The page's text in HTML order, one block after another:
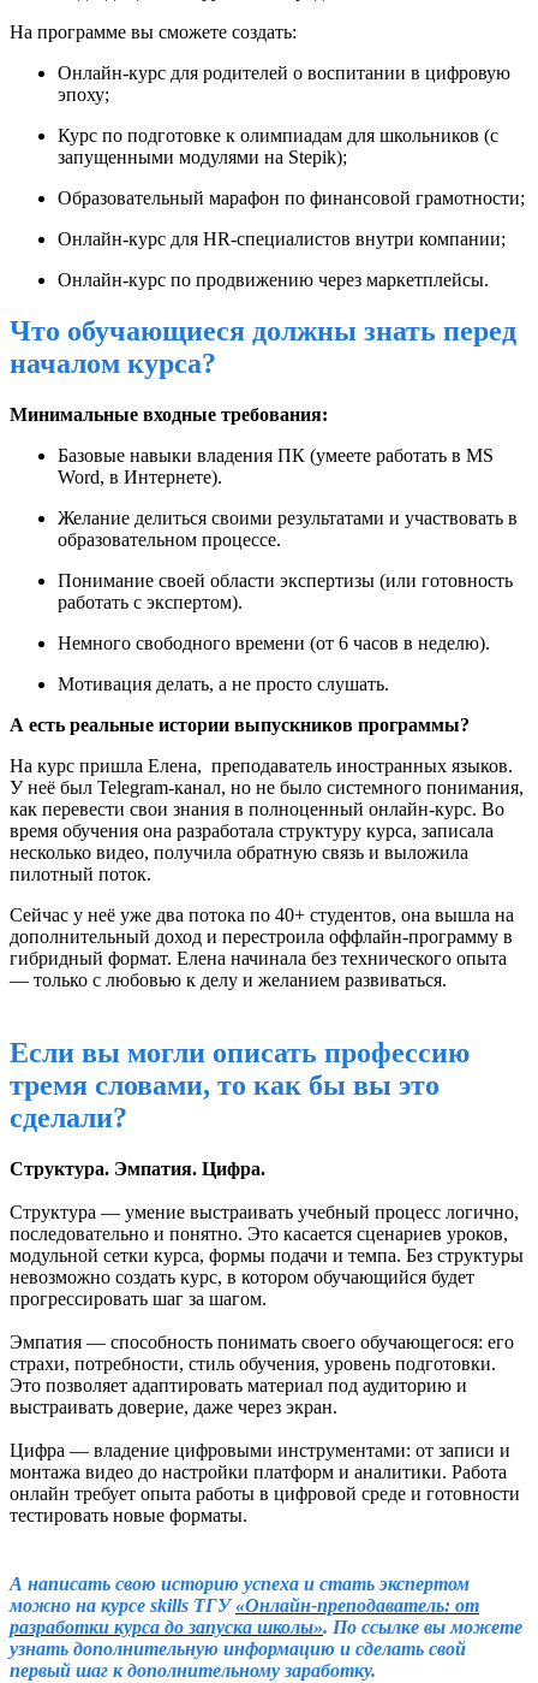
На программе вы сможете создать:
Онлайн-курс для родителей о воспитании в цифровую
эпоху;
Курс по подготовке к олимпиадам для школьников (с
запущенными модулями на Stepik);
Образовательный марафон по финансовой грамотности;
Онлайн-курс для HR-специалистов внутри компании;
Онлайн-курс по продвижению через маркетплейсы.
Что обучающиеся должны знать перед
началом курса?
Минимальные входные требования:
Базовые навыки владения ПК (умеете работать в MS
Word, в Интернете).
Желание делиться своими результатами и участвовать в
образовательном процессе.
Понимание своей области экспертизы (или готовность
работать с экспертом).
Немного свободного времени (от 6 часов в неделю).
Мотивация делать, а не просто слушать.
А есть реальные истории выпускников программы?
На курс пришла Елена, преподаватель иностранных языков.
У неё был Telegram-канал, но не было системного понимания,
как перевести свои знания в полноценный онлайн-курс. Во
время обучения она разработала структуру курса, записала
несколько видео, получила обратную связь и выложила
пилотный поток.
Сейчас у неё уже два потока по 40+ студентов, она вышла на
дополнительный доход и перестроила оффлайн-программу в
гибридный формат. Елена начинала без технического опыта
— только с любовью к делу и желанием развиваться.
Если вы могли описать профессию
тремя словами, то как бы вы это
сделали?
Структура. Эмпатия. Цифра.
Структура — умение выстраивать учебный процесс логично,
последовательно и понятно. Это касается сценариев уроков,
модульной сетки курса, формы подачи и темпа. Без структуры
невозможно создать курс, в котором обучающийся будет
прогрессировать шаг за шагом.
Эмпатия — способность понимать своего обучающегося: его
страхи, потребности, стиль обучения, уровень подготовки.
Это позволяет адаптировать материал под аудиторию и
выстраивать доверие, даже через экран.
Цифра — владение цифровыми инструментами: от записи и
монтажа видео до настройки платформ и аналитики. Работа
онлайн требует опыта работы в цифровой среде и готовности
тестировать новые форматы.
А написать свою историю успеха и стать экспертом
можно на курсе skills ТГУ«Онлайн-преподаватель: от
разработки курса до запуска школы». По ссылке вы можете
узнать дополнительную информацию и сделать свой
первый шаг к дополнительному заработку.